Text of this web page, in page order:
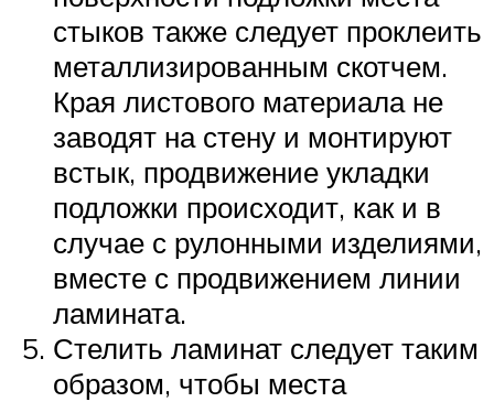
стыков также следует проклеить
металлизированным скотчем.
Края листового материала не
заводят на стену и монтируют
встык, продвижение укладки
подложки происходит, как и в
случае с рулонными изделиями,
вместе с продвижением линии
ламината.
Стелить ламинат следует таким
образом, чтобы места